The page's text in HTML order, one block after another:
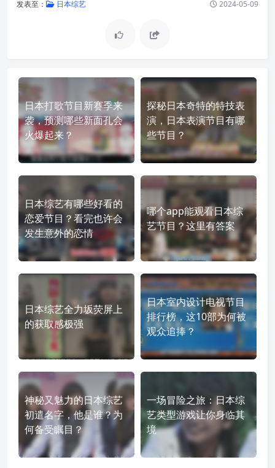
发表至： 日本综艺 2024-05-09
日本打歌节目新赛季来
袭，预测哪些新面孔会
火爆起来？
探秘日本奇特的特技表
演，日本表演节目有哪
些节目？
日本综艺有哪些好看的
恋爱节目？看完也许会
发生意外的恋情
哪个app能观看日本综
艺节目？这里有答案
日本综艺全力坂荧屏上
的获取感极强
日本室内设计电视节目
排行榜，这10部为何被
观众追捧？
神秘又魅力的日本综艺
初遣名字，他是谁？为
何备受瞩目？
一场冒险之旅：日本综
艺类型游戏让你身临其
境